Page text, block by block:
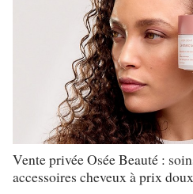
Vente privée Osée Beauté :
accessoires cheveux à prix doux